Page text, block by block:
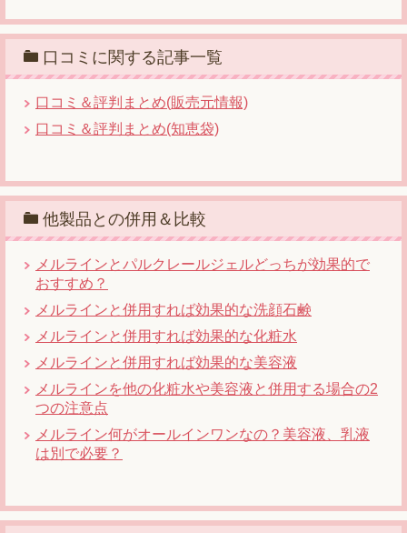
口コミに関する記事一覧
口コミ＆評判まとめ(販売元情報)
口コミ＆評判まとめ(知恵袋)
他製品との併用＆比較
メルラインとパルクレールジェルどっちが効果的で
おすすめ？
メルラインと併用すれば効果的な洗顔石鹸
メルラインと併用すれば効果的な化粧水
メルラインと併用すれば効果的な美容液
メルラインを他の化粧水や美容液と併用する場合の2
つの注意点
メルライン何がオールインワンなの？美容液、乳液
は別で必要？